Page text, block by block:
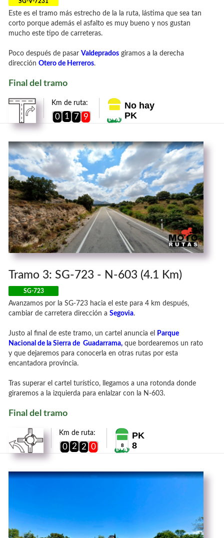
Este es el tramo más estrecho de la la ruta, lástima que sea tan
corto porque además el asfalto es muy bueno y nos gustan
mucho este tipo de carreteras.
Poco después de pasar Valdeprados giramos a la derecha
dirección Otero de Herreros.
Final del tramo
Km de ruta:
0 1 7 9
No hay
PK
Tramo 3: SG-723 - N-603 (4.1 Km)
SG-723
Avanzamos por la SG-723 hacia el este para 4 km después,
cambiar de carretera dirección a Segovia.
Justo al final de este tramo, un cartel anuncia el
Parque
Nacional de la Sierra de Guadarrama, que bordearemos un rato
y que dejaremos para conocerla en otras rutas por esta
encantadora provincia.
Tras superar el cartel turístico, llegamos a una rotonda donde
giraremos a la izquierda para enlalzar con la N-603.
Final del tramo
Km de ruta:
0 2 2 0 8
PK
8